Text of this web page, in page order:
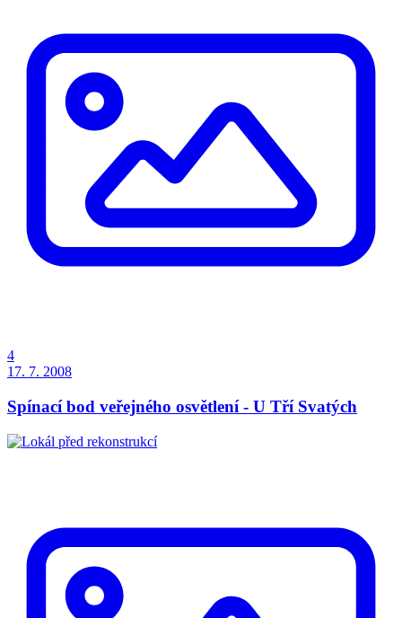
4
17. 7. 2008
Spínací bod veřejného osvětlení - U Tří Svatých